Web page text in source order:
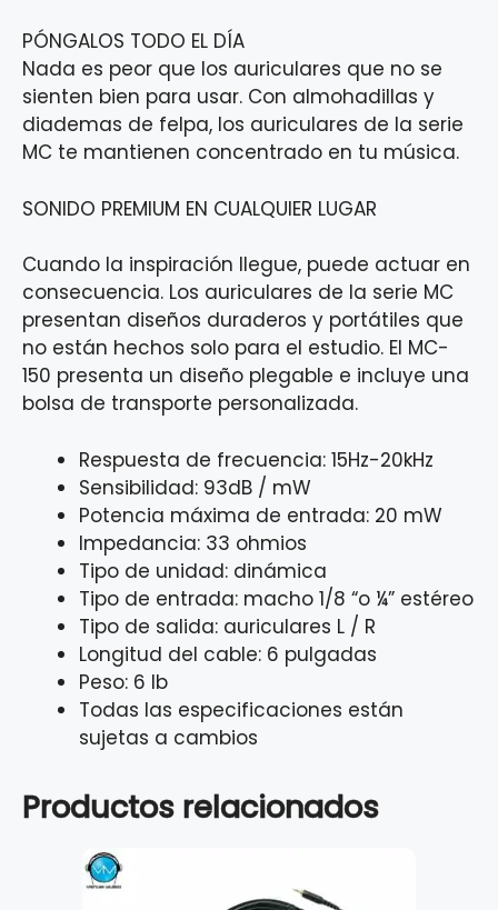
PÓNGALOS TODO EL DÍA
Nada es peor que los auriculares que no se
sienten bien para usar. Con almohadillas y
diademas de felpa, los auriculares de la serie
MC te mantienen concentrado en tu música.
SONIDO PREMIUM EN CUALQUIER LUGAR
Cuando la inspiración llegue, puede actuar en
consecuencia. Los auriculares de la serie MC
presentan diseños duraderos y portátiles que
no están hechos solo para el estudio. El MC-
150 presenta un diseño plegable e incluye una
bolsa de transporte personalizada.
Respuesta de frecuencia: 15Hz-20kHz
Sensibilidad: 93dB / mW
Potencia máxima de entrada: 20 mW
Impedancia: 33 ohmios
Tipo de unidad: dinámica
Tipo de entrada: macho 1/8 “o ¼” estéreo
Tipo de salida: auriculares L / R
Longitud del cable: 6 pulgadas
Peso: 6 lb
Todas las especificaciones están
sujetas a cambios
Productos relacionados